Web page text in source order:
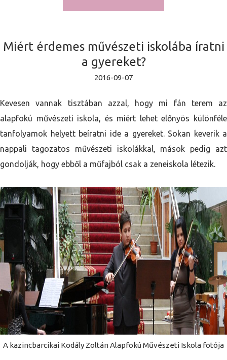
Miért érdemes művészeti iskolába íratni
a gyereket?
2016-09-07
Kevesen vannak tisztában azzal, hogy mi fán terem az
alapfokú művészeti iskola, és miért lehet előnyös különféle
tanfolyamok helyett beíratni ide a gyereket. Sokan keverik a
nappali tagozatos művészeti iskolákkal, mások pedig azt
gondolják, hogy ebből a műfajból csak a zeneiskola létezik.
A kazincbarcikai Kodály Zoltán Alapfokú Művészeti Iskola fotója